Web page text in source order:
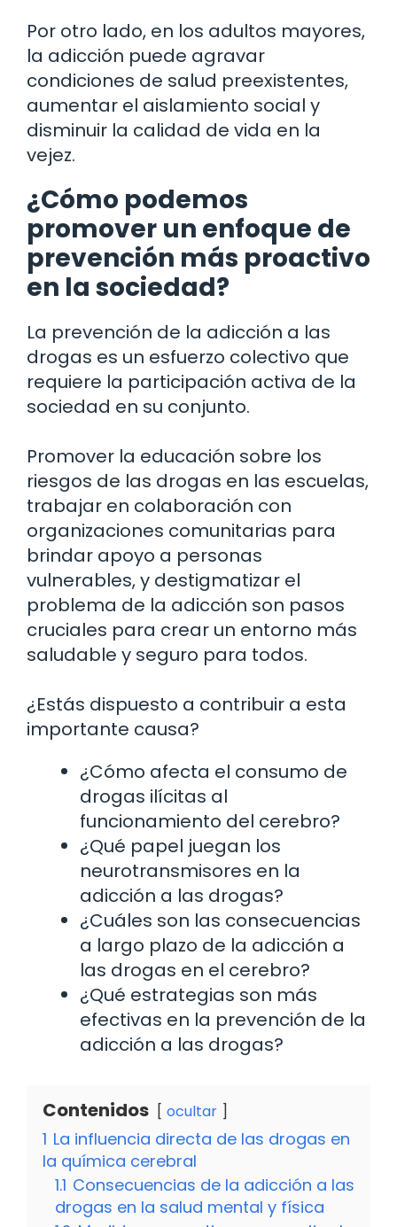
Por otro lado, en los adultos mayores,
la adicción puede agravar
condiciones de salud preexistentes,
aumentar el aislamiento social y
disminuir la calidad de vida en la
vejez.
¿Cómo podemos
promover un enfoque de
prevención más proactivo
en la sociedad?
La prevención de la adicción a las
drogas es un esfuerzo colectivo que
requiere la participación activa de la
sociedad en su conjunto.
Promover la educación sobre los
riesgos de las drogas en las escuelas,
trabajar en colaboración con
organizaciones comunitarias para
brindar apoyo a personas
vulnerables, y destigmatizar el
problema de la adicción son pasos
cruciales para crear un entorno más
saludable y seguro para todos.
¿Estás dispuesto a contribuir a esta
importante causa?
¿Cómo afecta el consumo de
drogas ilícitas al
funcionamiento del cerebro?
¿Qué papel juegan los
neurotransmisores en la
adicción a las drogas?
¿Cuáles son las consecuencias
a largo plazo de la adicción a
las drogas en el cerebro?
¿Qué estrategias son más
efectivas en la prevención de la
adicción a las drogas?
Contenidos ocultar
1 La influencia directa de las drogas en
la química cerebral
1.1 Consecuencias de la adicción a las
drogas en la salud mental y física